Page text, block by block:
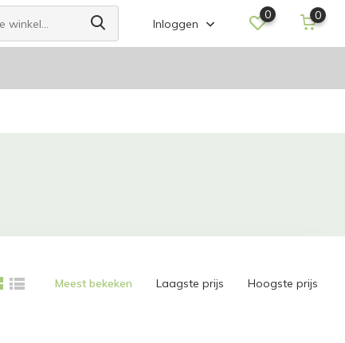
Inloggen
0 0
Meest bekeken Laagste prijs Hoogste prijs